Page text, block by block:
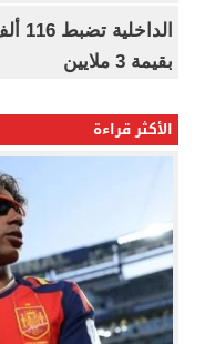
بقيمة 3 ملايين
الأكثر قراءة